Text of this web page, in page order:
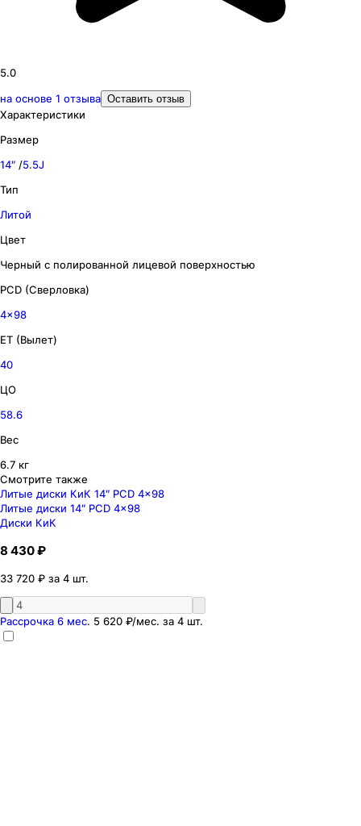
5.0
на основе 1 отзыва Оставить отзыв
Характеристики
Размер
14″ /5.5J
Тип
Литой
Цвет
Черный с полированной лицевой поверхностью
PCD (Сверловка)
4x98
ET (Вылет)
40
ЦО
58.6
Вес
6.7 кг
Смотрите также
Литые диски КиК 14″ PCD 4x98
Литые диски 14″ PCD 4x98
Диски КиК
8 430 ₽
33 720 ₽ за 4 шт.
Рассрочка 6 мес. 5 620 ₽/мес. за 4 шт.